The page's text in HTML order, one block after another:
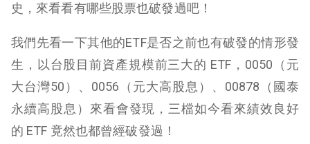
史，來看看有哪些股票也破發過吧！
我們先看一下其他的ETF是否之前也有破發的情形發
生，以台股目前資產規模前三大的 ETF，0050（元
大台灣50）、0056（元大高股息）、00878（國泰
永續高股息）來看會發現，三檔如今看來績效良好
的 ETF 竟然也都曾經破發過！